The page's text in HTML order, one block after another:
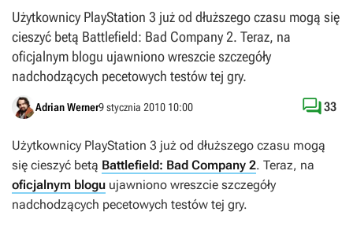
Użytkownicy PlayStation 3 już od dłuższego czasu mogą się
cieszyć betą Battlefield: Bad Company 2. Teraz, na
oficjalnym blogu ujawniono wreszcie szczegóły
nadchodzących pecetowych testów tej gry.
Adrian Werner9 stycznia 2010 10:00 33
Użytkownicy PlayStation 3 już od dłuższego czasu mogą
się cieszyć betą Battlefield: Bad Company 2. Teraz, na
oficjalnym blogu ujawniono wreszcie szczegóły
nadchodzących pecetowych testów tej gry.